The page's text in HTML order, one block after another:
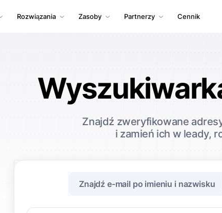
Rozwiązania Zasoby Partnerzy Cennik
Znajdź zweryfikowane
i zamień ich w leady,
Znajdź e-mail po imieniu i nazwisku